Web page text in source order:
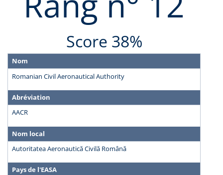
Score 38%
Nom
Romanian Civil Aeronautical Authority
Abréviation
AACR
Nom local
Autoritatea Aeronautică Civilă Română
Pays de l'EASA